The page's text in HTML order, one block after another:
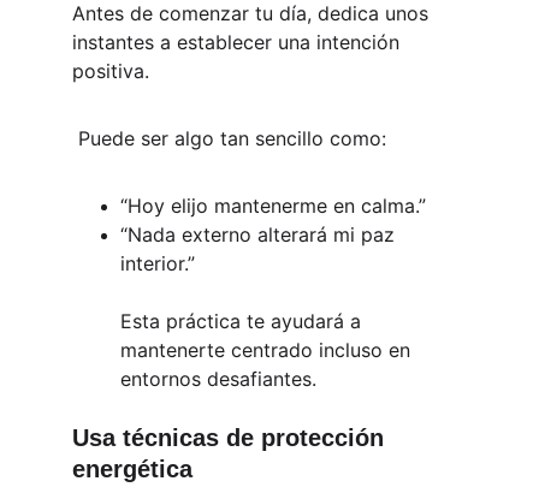
Antes de comenzar tu día, dedica unos
instantes a establecer una intención
positiva.
Puede ser algo tan sencillo como:
“Hoy elijo mantenerme en calma.”
“Nada externo alterará mi paz
interior.”
Esta práctica te ayudará a
mantenerte centrado incluso en
entornos desafiantes.
Usa técnicas de protección
energética